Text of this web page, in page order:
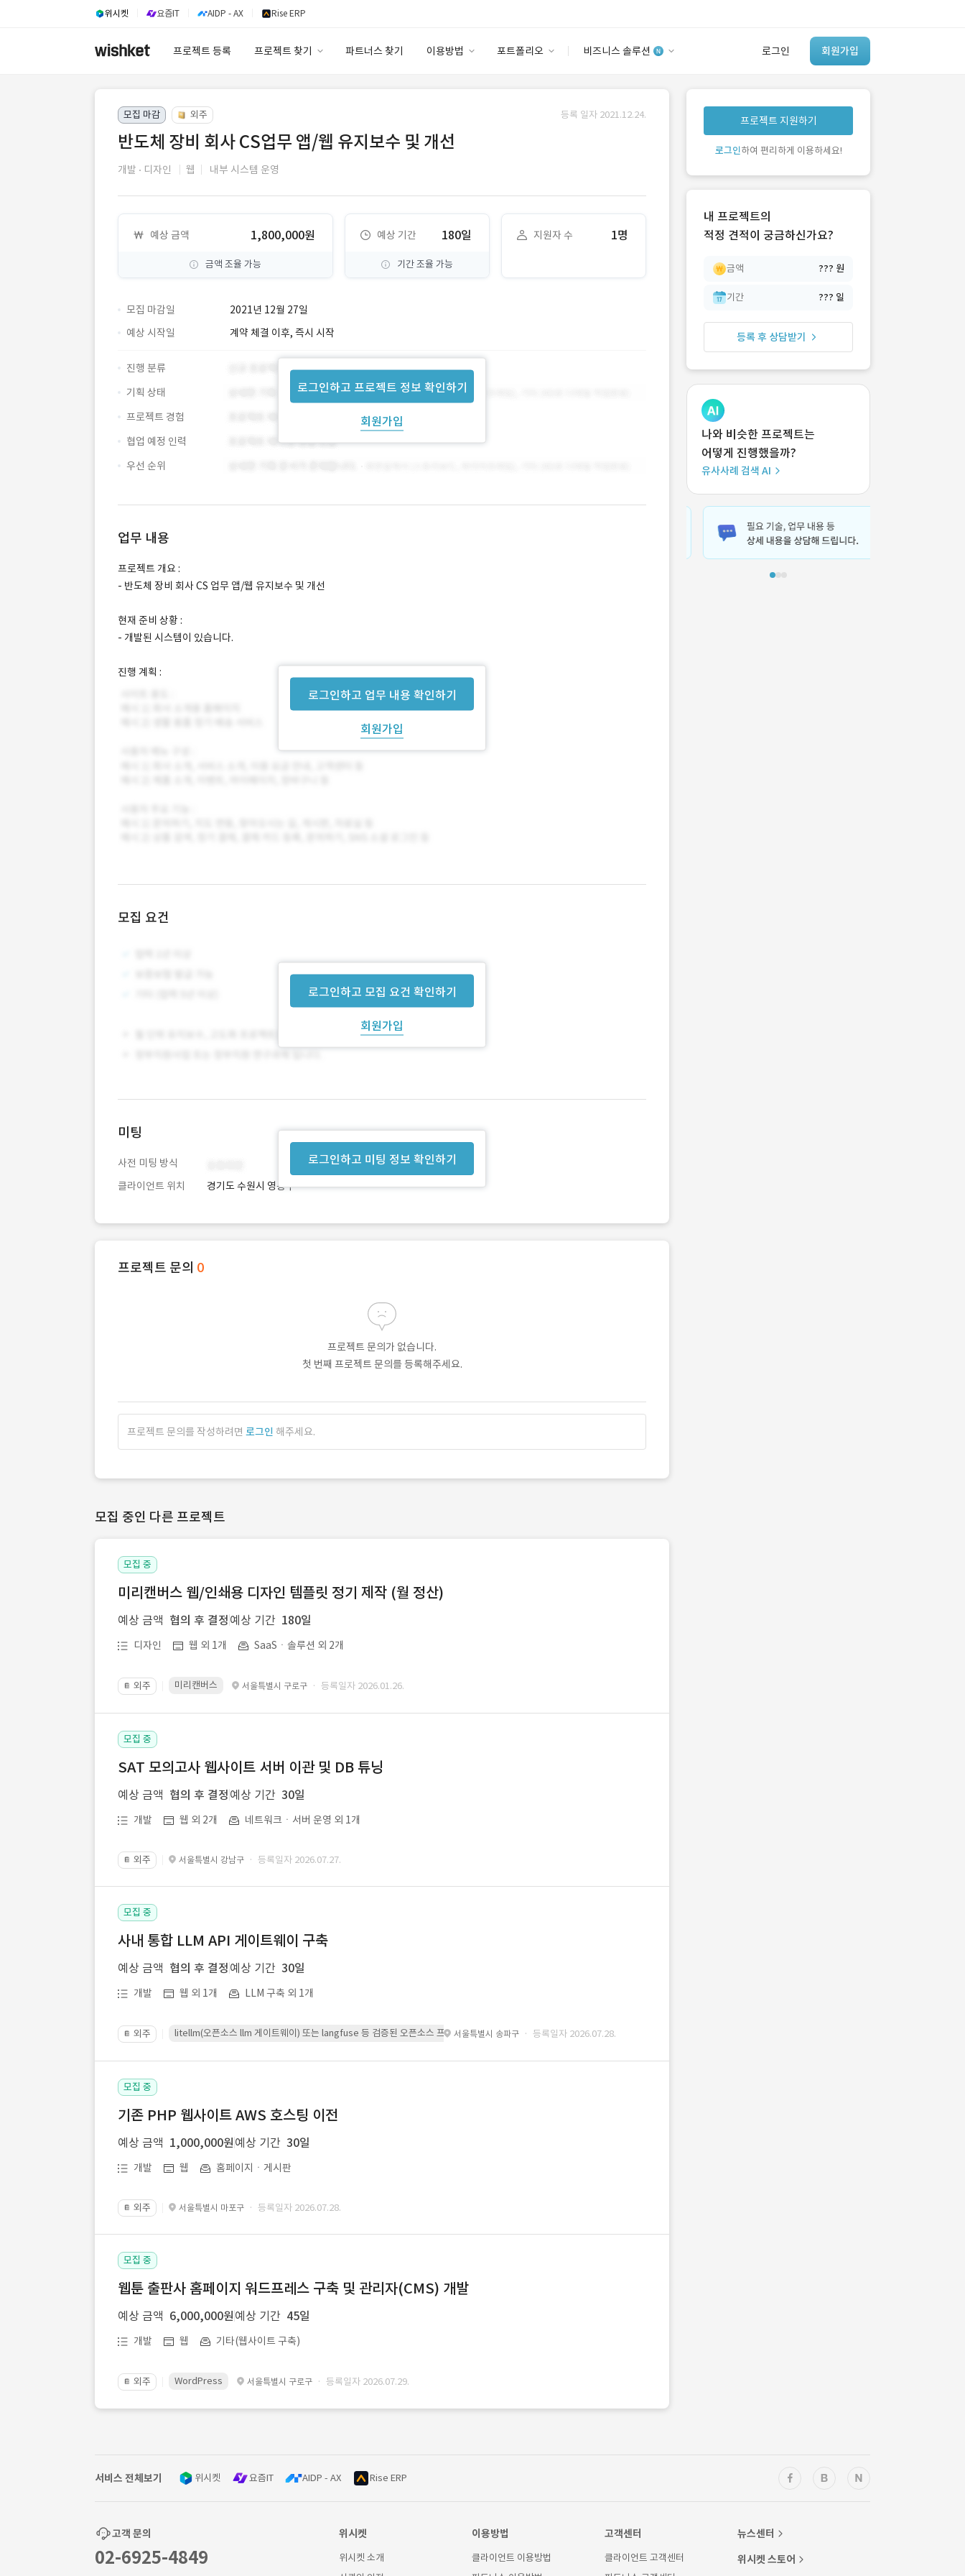
위시켓 요즘IT AIDP - AX Rise ERP
프로젝트 등록 프로젝트 찾기 파트너스 찾기 이용방법 포트폴리오 비즈니스 솔루션 로그인 회원가입
이용요금
고객센터
안심 코드 케어
유사사례 검색 AI
‘이런 거’ 만들어본
개발 회사 있어?
모집 마감 외주 등록 일자 2021.12.24.
반도체 장비 회사 CS업무 앱/웹 유지보수 및 개선
개발 디자인 웹 내부 시스템 운영
예상 금액 1,800,000원
금액 조율 가능
예상 기간 180일
기간 조율 가능
지원자 수 1명
모집 마감일 2021년 12월 27일
로그인하고 프로젝트 정보 확인하기
회원가입
예상 시작일 계약 체결 이후, 즉시 시작
진행 분류
기획 상태
프로젝트 경험
협업 예정 인력
우선 순위
업무 내용
로그인하고 업무 내용 확인하기
회원가입
프로젝트 개요 :
- 반도체 장비 회사 CS 업무 앱/웹 유지보수 및 개선
현재 준비 상황 :
- 개발된 시스템이 있습니다.
진행 계획 :
모집 요건
로그인하고 모집 요건 확인하기
회원가입
로그인하고 미팅 정보 확인하기
미팅
사전 미팅 방식
클라이언트 위치
경기도 수원시 영통구
프로젝트 문의 0
프로젝트 문의가 없습니다.
첫 번째 프로젝트 문의를 등록해주세요.
프로젝트 문의를 작성하려면 로그인 해주세요.
모집 중인 다른 프로젝트
모집 중
미리캔버스 웹/인쇄용 디자인 템플릿 정기 제작 (월 정산)
예상 금액 협의 후 결정 예상 기간 180일
디자인 웹 외 1개 SaaSㆍ솔루션 외 2개
📔 외주 미리캔버스 서울특별시 구로구 · 등록일자 2026.01.26.
모집 중
SAT 모의고사 웹사이트 서버 이관 및 DB 튜닝
예상 금액 협의 후 결정 예상 기간 30일
개발 웹 외 2개 네트워크ㆍ서버 운영 외 1개
📔 외주 서울특별시 강남구 · 등록일자 2026.07.27.
모집 중
사내 통합 LLM API 게이트웨이 구축
예상 금액 협의 후 결정 예상 기간 30일
개발 웹 외 1개 LLM 구축 외 1개
📔 외주 litellm(오픈소스 llm 게이트웨이) 또는 langfuse 등 검증된 오픈소스 프레임워크를 기반으로 시스템을 구축
서울특별시 송파구 · 등록일자 2026.07.28.
모집 중
기존 PHP 웹사이트 AWS 호스팅 이전
예상 금액 1,000,000원 예상 기간 30일
개발 웹 홈페이지ㆍ게시판
📔 외주 서울특별시 마포구 · 등록일자 2026.07.28.
모집 중
웹툰 출판사 홈페이지 워드프레스 구축 및 관리자(CMS) 개발
예상 금액 6,000,000원 예상 기간 45일
개발 웹 기타(웹사이트 구축)
📔 외주 WordPress 서울특별시 구로구 · 등록일자 2026.07.29.
프로젝트 지원하기
로그인하여 편리하게 이용하세요!
내 프로젝트의
적정 견적이 궁금하신가요?
금액 ??? 원
기간 ??? 일
등록 후 상담받기
나와 비슷한 프로젝트는
어떻게 진행했을까?
유사사례 검색 AI
서비스 전체보기 위시켓 요즘IT AIDP - AX Rise ERP
고객 문의
02-6925-4849
위시켓
위시켓 소개
이용방법
클라이언트 이용방법
고객센터
클라이언트 고객센터
뉴스센터
위시켓 스토어